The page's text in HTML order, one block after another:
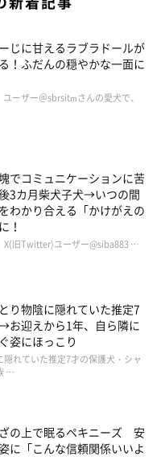
じに甘えるラブラドールが
！ふだんの穏やかな一面に
ーザー＠sbrsitmさんの愛犬で、
でコミュニケーションに苦
3カ月柴犬子犬→いつの間
わかり合える「かけがえの
！
X(旧Twitter)ユーザー@siba883 …
り物陰に隠れていた推定7
お迎えから1年、自ら隣に
姿にほっこり
隠れていた推定7才の保護犬・シャ
…
の上で眠るペキニーズ 安
に「こんな信頼関係いいよ